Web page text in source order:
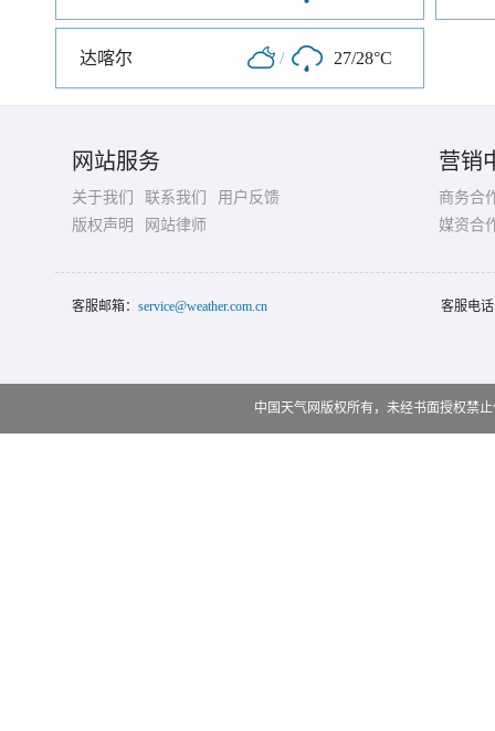
达喀尔 / 27/28°C
网站服务
关于我们 联系我们
用户反馈
版权声明
网站律师
营销
商务合
媒资合
客服邮箱： service@weather.com.cn 客服电
中国天气网版权所有，未经书面授权